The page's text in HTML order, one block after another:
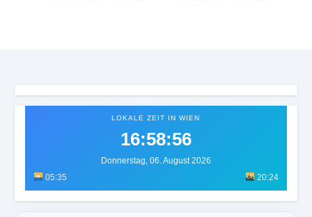
LOKALE ZEIT IN WIEN
16:58:59
Donnerstag, 06. August 2026
05:35
20:24